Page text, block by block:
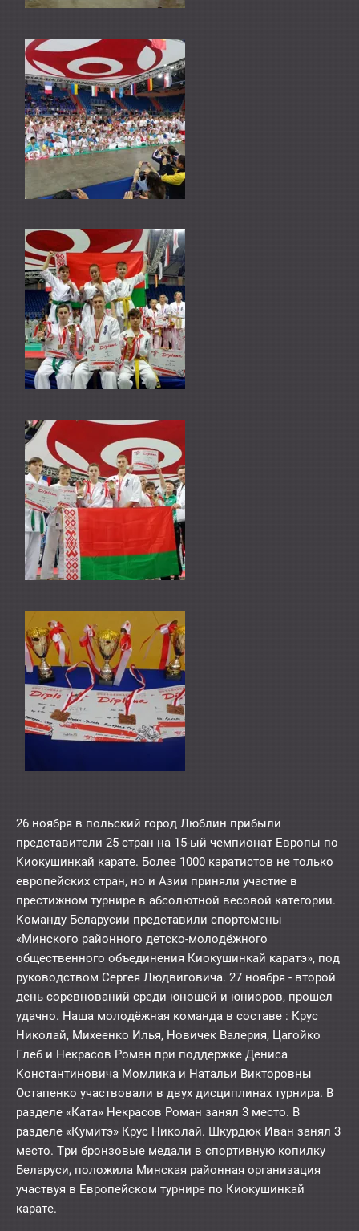
26 ноября в польский город Люблин прибыли
представители 25 стран на 15-ый чемпионат Европы по
Киокушинкай карате. Более 1000 каратистов не только
европейских стран, но и Азии приняли участие в
престижном турнире в абсолютной весовой категории.
Команду Беларусии представили спортсмены
«Минского районного детско-молодёжного
общественного объединения Киокушинкай каратэ», под
руководством Сергея Людвиговича. 27 ноября - второй
день соревнований среди юношей и юниоров, прошел
удачно. Наша молодёжная команда в составе : Крус
Николай, Михеенко Илья, Новичек Валерия, Цагойко
Глеб и Некрасов Роман при поддержке Дениса
Константиновича Момлика и Натальи Викторовны
Остапенко участвовали в двух дисциплинах турнира. В
разделе «Ката» Некрасов Роман занял 3 место. В
разделе «Кумитэ» Крус Николай. Шкурдюк Иван занял 3
место. Три бронзовые медали в спортивную копилку
Беларуси, положила Минская районная организация
участвуя в Европейском турнире по Киокушинкай
карате.